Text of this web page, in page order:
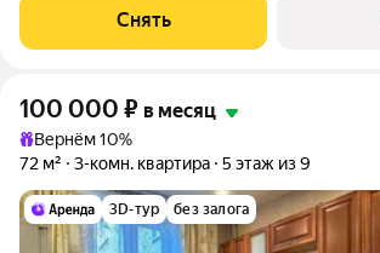
проживания. Мы можем показать вам квартиру
же детально,
Снять
100 000 ₽ в месяц
Вернём 10%
72 м²
3-комн. квартира 5 этаж из 9
3D-тур без залога